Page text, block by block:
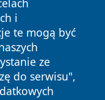
i
te mogą być
ze
do serwisu",
prawa
Polityka